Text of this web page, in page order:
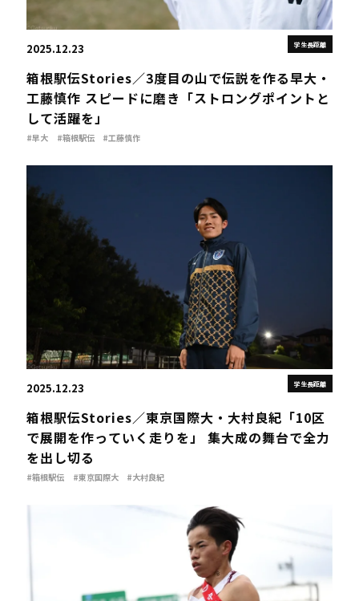
学生長距離
2025.12.23
箱根駅伝Stories／3度目の山で伝説を作る早大・
工藤慎作 スピードに磨き「ストロングポイントと
して活躍を」
#早大 #箱根駅伝 #工藤慎作
学生長距離
2025.12.23
箱根駅伝Stories／東京国際大・大村良紀「10区
で展開を作っていく走りを」 集大成の舞台で全力
を出し切る
#箱根駅伝 #東京国際大 #大村良紀